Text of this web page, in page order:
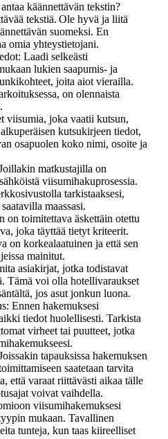
käännettävän tekstin?
tekstiä. Ole hyvä ja liitä
suomeksi. En
omia yhteystietojani.
Laadi selkeästi
lukien saapumis- ja
joita aiot vierailla.
on olennaista
viisumia, joka vaatii kutsun,
kutsukirjeen tiedot,
osapuolen koko nimi, osoite ja
matkustajilla on
viisumihakuprosessia.
tarkistaaksesi,
maassasi.
on toimitettava äskettäin otettu
joka täyttää tietyt kriteerit.
on korkealaatuinen ja että sen
mainitut.
asiakirjat, jotka todistavat
Tämä voi olla hotellivaraukset
jos asut jonkun luona.
Ennen hakemuksesi
tiedot huolellisesti. Tarkista
virheet tai puutteet, jotka
tapauksissa hakemuksen
saatetaan tarvita
että varaat riittävästi aikaa tälle
voivat vaihdella.
viisumihakemuksesi
mukaan. Tavallinen
tunteja, kun taas kiireelliset